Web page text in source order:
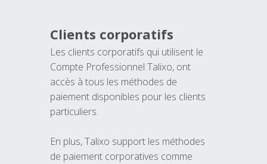
Clients corporatifs
Les clients corporatifs qui utilisent le
Compte Professionnel Talixo, ont
accès à tous les méthodes de
paiement disponibles pour les clients
particuliers.
En plus, Talixo support les méthodes
de paiement corporatives comme